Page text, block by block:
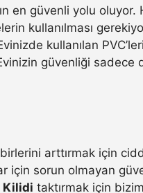
en güvenli yolu
kullanılması
kullanılan
güvenliği sadece
arttırmak için
için sorun olmayan
Kilidi taktırmak için